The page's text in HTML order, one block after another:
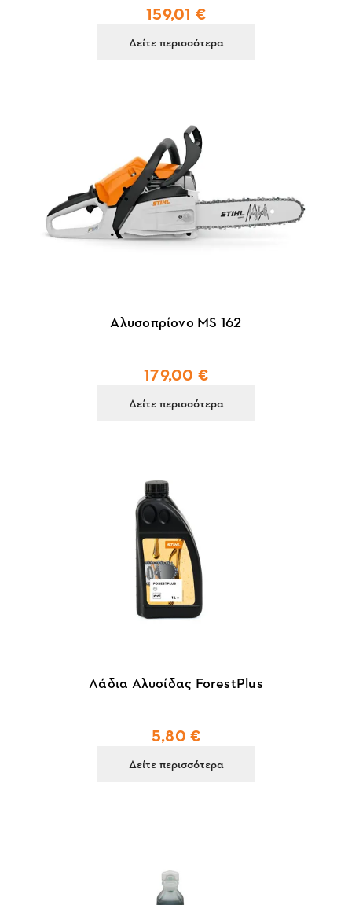
159,01 €
Δείτε περισσότερα
Αλυσοπρίονο MS 162
179,00 €
Δείτε περισσότερα
Λάδια Αλυσίδας ForestPlus
5,80 €
Δείτε περισσότερα